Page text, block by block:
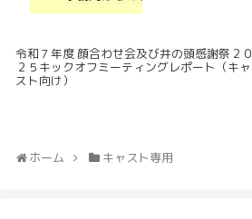
令和７年度 顔合わせ会及び井の頭感謝祭２０
２５キックオフミーティングレポート（キャ
スト向け）
ホーム キャスト専用